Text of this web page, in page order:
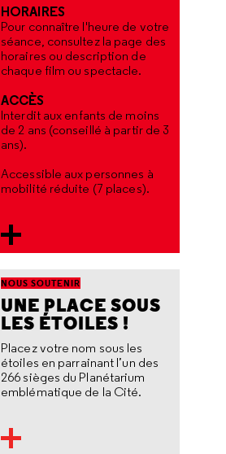
HORAIRES
Pour connaître l'heure de votre
séance, consultez la page des
horaires ou description de
chaque film ou spectacle.
ACCÈS
Interdit aux enfants de moins
de 2 ans (conseillé à partir de 3
ans).
Accessible aux personnes à
mobilité réduite (7 places).
UNE PLACE SOUS
LES ÉTOILES !
NOUS SOUTENIR
Placez votre nom sous les
étoiles en parrainant l’un des
266 sièges du Planétarium
emblématique de la Cité.